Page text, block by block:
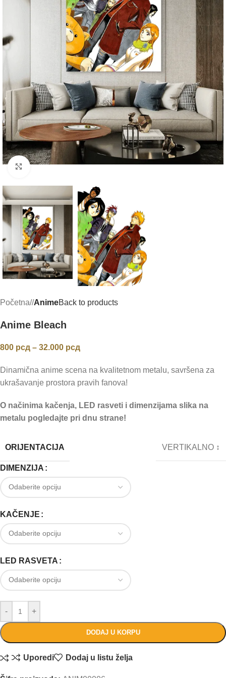
Click to enlarge
Početna/ AnimeBack to products
Anime Bleach
800 рсд – 32.000 рсд
Dinamična anime scena na kvalitetnom metalu, savršena za
ukrašavanje prostora pravih fanova!
O načinima kačenja, LED rasveti i dimenzijama slika na
metalu pogledajte pri dnu strane!
ORIJENTACIJA VERTIKALNO ↕
DIMENZIJA
KAČENJE
LED RASVETA
- +
DODAJ U KORPU
Uporedi Dodaj u listu želja